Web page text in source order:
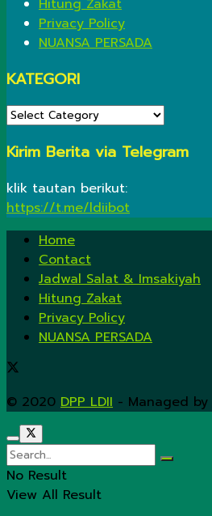
Hitung Zakat
Privacy Policy
NUANSA PERSADA
KATEGORI
KATEGORI
Kirim Berita via Telegram
klik tautan berikut:
https://t.me/ldiibot
Home
Contact
Jadwal Salat & Imsakiyah
Hitung Zakat
Privacy Policy
NUANSA PERSADA
© 2020 DPP LDII - Managed by
No Result
View All Result